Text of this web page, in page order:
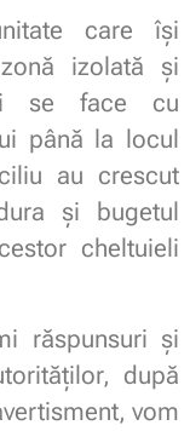
care îşi
izolată și
se face cu
până la locul
au crescut
și bugetul
cheltuieli
răspunsuri și
după
vom